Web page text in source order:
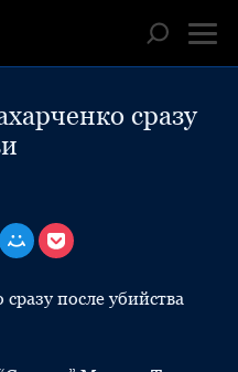
сразу
после убийства